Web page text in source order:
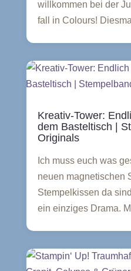
willkommen bei der
fall in Colours!
Kreativ-Tower:
dem Basteltisch |
Originals
Ich muss euch was
neuen magnetischen
Stempelkissen da
ein einziges Drama.